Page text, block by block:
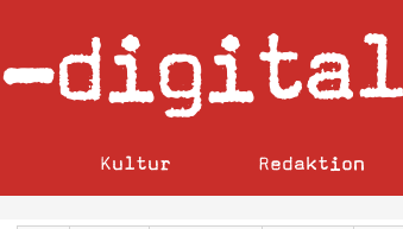
–digital
Kultur Redaktion